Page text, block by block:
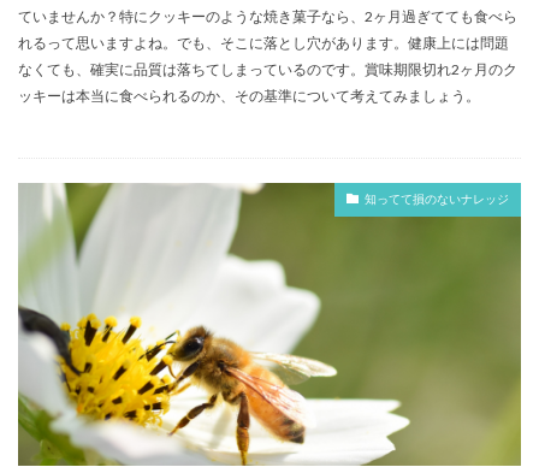
ていませんか？特にクッキーのような焼き菓子なら、2ヶ月過ぎてても食べら
れるって思いますよね。でも、そこに落とし穴があります。健康上には問題
なくても、確実に品質は落ちてしまっているのです。賞味期限切れ2ヶ月のク
ッキーは本当に食べられるのか、その基準について考えてみましょう。
知ってて損のないナレッジ